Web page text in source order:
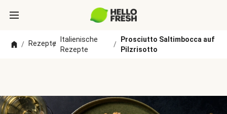
/ Rezepte
/
Italienische
Rezepte
/
Prosciutto Saltimbocca auf
Pilzrisotto